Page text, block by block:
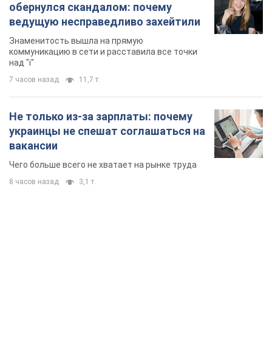
обернулся скандалом: почему
ведущую несправедливо захейтили
Знаменитость вышла на прямую
коммуникацию в сети и расставила все точки
над "i"
7 часов назад 11,7 т.
Не только из-за зарплаты: почему
украинцы не спешат соглашаться на
вакансии
Чего больше всего не хватает на рынке труда
8 часов назад 3,1 т.